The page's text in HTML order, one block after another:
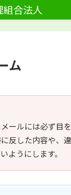
組合法人
ム
ールには必ず目
反した内容や、
ようにします。